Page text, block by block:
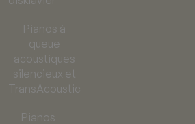
Pianos à
queue
acoustiques
silencieux et
TransAcoustic
Pianos